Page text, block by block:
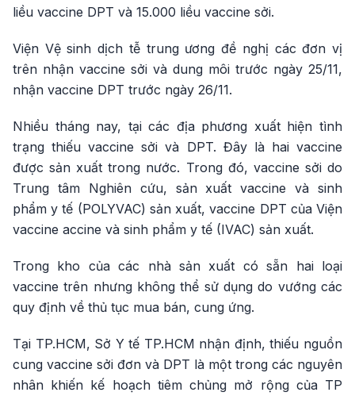
liều vaccine DPT và 15.000 liều vaccine sởi.
Viện Vệ sinh dịch tễ trung ương đề nghị các đơn vị
trên nhận vaccine sởi và dung môi trước ngày 25/11,
nhận vaccine DPT trước ngày 26/11.
Nhiều tháng nay, tại các địa phương xuất hiện tình
trạng thiếu vaccine sởi và DPT. Đây là hai vaccine
được sản xuất trong nước. Trong đó, vaccine sởi do
Trung tâm Nghiên cứu, sản xuất vaccine và sinh
phẩm y tế (POLYVAC) sản xuất, vaccine DPT của Viện
vaccine accine và sinh phẩm y tế (IVAC) sản xuất.
Trong kho của các nhà sản xuất có sẵn hai loại
vaccine trên nhưng không thể sử dụng do vướng các
quy định về thủ tục mua bán, cung ứng.
Tại TP.HCM, Sở Y tế TP.HCM nhận định, thiếu nguồn
cung vaccine sởi đơn và DPT là một trong các nguyên
nhân khiến kế hoạch tiêm chủng mở rộng của TP